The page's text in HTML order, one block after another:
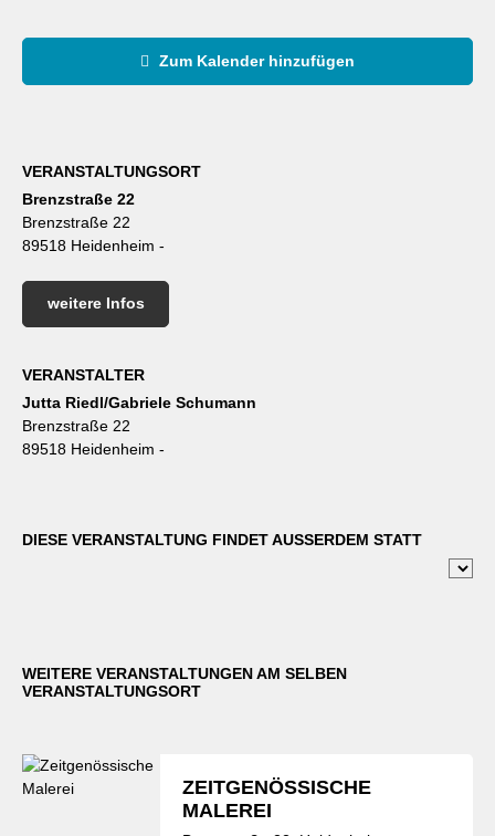
Zum Kalender hinzufügen
VERANSTALTUNGSORT
Brenzstraße 22
Brenzstraße 22
89518 Heidenheim -
VERANSTALTER
Jutta Riedl/Gabriele Schumann
Brenzstraße 22
89518 Heidenheim -
weitere Infos
DIESE VERANSTALTUNG FINDET AUSSERDEM STATT
WEITERE VERANSTALTUNGEN AM SELBEN
VERANSTALTUNGSORT
ZEITGENÖSSISCHE
MALEREI